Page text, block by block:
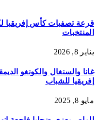
المنتخبات
يناير 8, 2026
غانا والسنغال والكونغو
إفريقيا للشباب
مايو 8, 2025